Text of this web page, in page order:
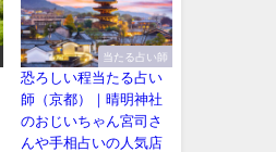
当たる占い師
恐ろしい程当たる占い
師（京都）｜晴明神社
のおじいちゃん宮司さ
んや手相占いの人気店